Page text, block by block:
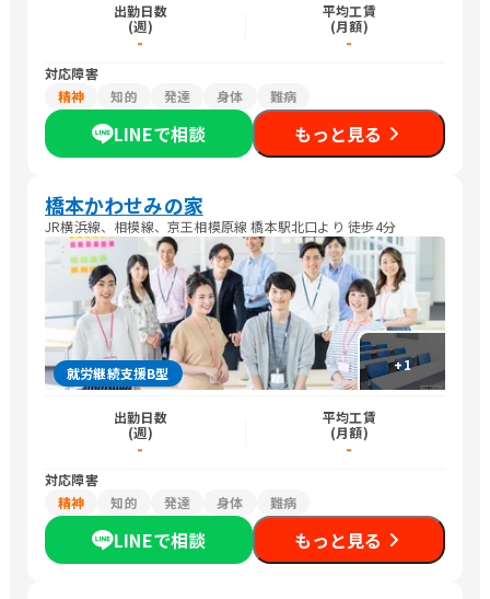
出勤日数
(週)
-
平均工賃
(月額)
-
対応障害
精神
知的 発達 身体 難病
LINEで相談 もっと見る
橋本かわせみの家
JR横浜線、相模線、京王相模原線 橋本駅北口より 徒歩4分
+1
就労継続支援B型
出勤日数
(週)
-
平均工賃
(月額)
-
対応障害
精神
知的 発達 身体 難病
LINEで相談 もっと見る